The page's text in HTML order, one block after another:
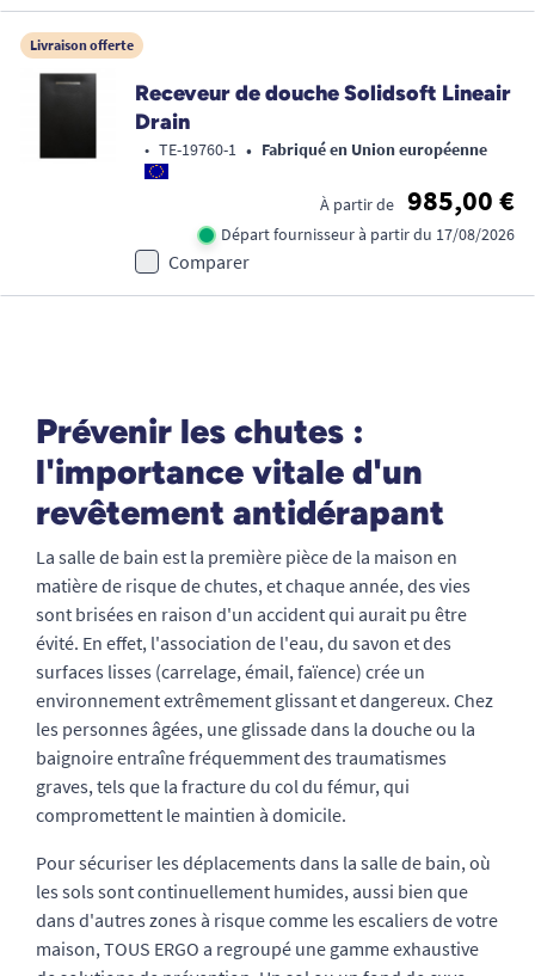
Livraison offerte
Receveur de douche Solidsoft Lineair
Drain
• TE-19760-1 • Fabriqué en Union européenne
À partir de 985,00 €
Départ fournisseur à partir du 17/08/2026
Comparer
Prévenir les chutes :
l'importance vitale d'un
revêtement antidérapant
La salle de bain est la première pièce de la maison en
matière de risque de chutes, et chaque année, des vies
sont brisées en raison d'un accident qui aurait pu être
évité. En effet, l'association de l'eau, du savon et des
surfaces lisses (carrelage, émail, faïence) crée un
environnement extrêmement glissant et dangereux. Chez
les personnes âgées, une glissade dans la douche ou la
baignoire entraîne fréquemment des traumatismes
graves, tels que la fracture du col du fémur, qui
compromettent le maintien à domicile.
Pour sécuriser les déplacements dans la salle de bain, où
les sols sont continuellement humides, aussi bien que
dans d'autres zones à risque comme les escaliers de votre
maison, TOUS ERGO a regroupé une gamme exhaustive